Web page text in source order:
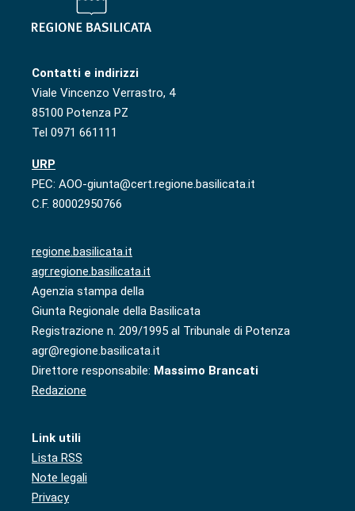
Contatti e indirizzi
Viale Vincenzo Verrastro, 4
85100 Potenza PZ
Tel 0971 661111
URP
PEC: AOO-giunta@cert.regione.basilicata.it
C.F. 80002950766
regione.basilicata.it
agr.regione.basilicata.it
Agenzia stampa della
Giunta Regionale della Basilicata
Registrazione n. 209/1995 al Tribunale di Potenza
agr@regione.basilicata.it
Direttore responsabile: Massimo Brancati
Redazione
Link utili
Lista RSS
Note legali
Privacy